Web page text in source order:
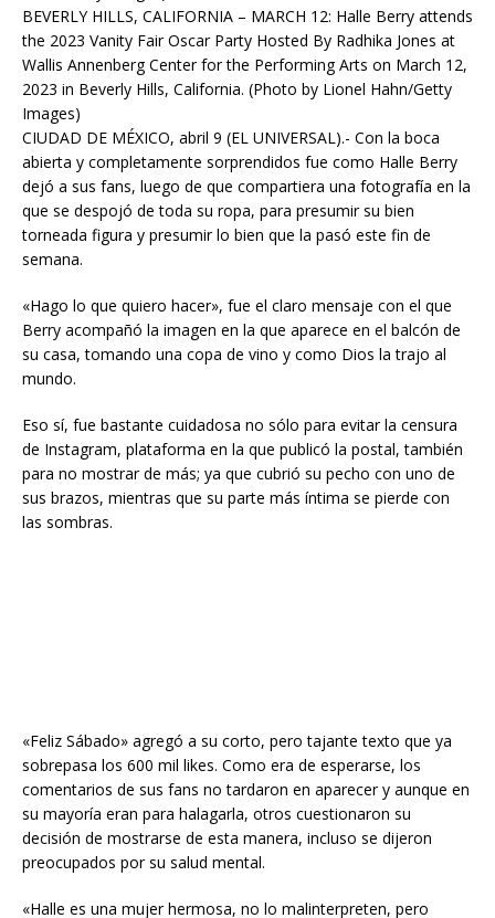
BEVERLY HILLS, CALIFORNIA – MARCH 12: Halle Berry attends
the 2023 Vanity Fair Oscar Party Hosted By Radhika Jones at
Wallis Annenberg Center for the Performing Arts on March 12,
2023 in Beverly Hills, California. (Photo by Lionel Hahn/Getty
Images)
CIUDAD DE MÉXICO, abril 9 (EL UNIVERSAL).- Con la boca
abierta y completamente sorprendidos fue como Halle Berry
dejó a sus fans, luego de que compartiera una fotografía en la
que se despojó de toda su ropa, para presumir su bien
torneada figura y presumir lo bien que la pasó este fin de
semana.
«Hago lo que quiero hacer», fue el claro mensaje con el que
Berry acompañó la imagen en la que aparece en el balcón de
su casa, tomando una copa de vino y como Dios la trajo al
mundo.
Eso sí, fue bastante cuidadosa no sólo para evitar la censura
de Instagram, plataforma en la que publicó la postal, también
para no mostrar de más; ya que cubrió su pecho con uno de
sus brazos, mientras que su parte más íntima se pierde con
las sombras.
«Feliz Sábado» agregó a su corto, pero tajante texto que ya
sobrepasa los 600 mil likes. Como era de esperarse, los
comentarios de sus fans no tardaron en aparecer y aunque en
su mayoría eran para halagarla, otros cuestionaron su
decisión de mostrarse de esta manera, incluso se dijeron
preocupados por su salud mental.
«Halle es una mujer hermosa, no lo malinterpreten, pero